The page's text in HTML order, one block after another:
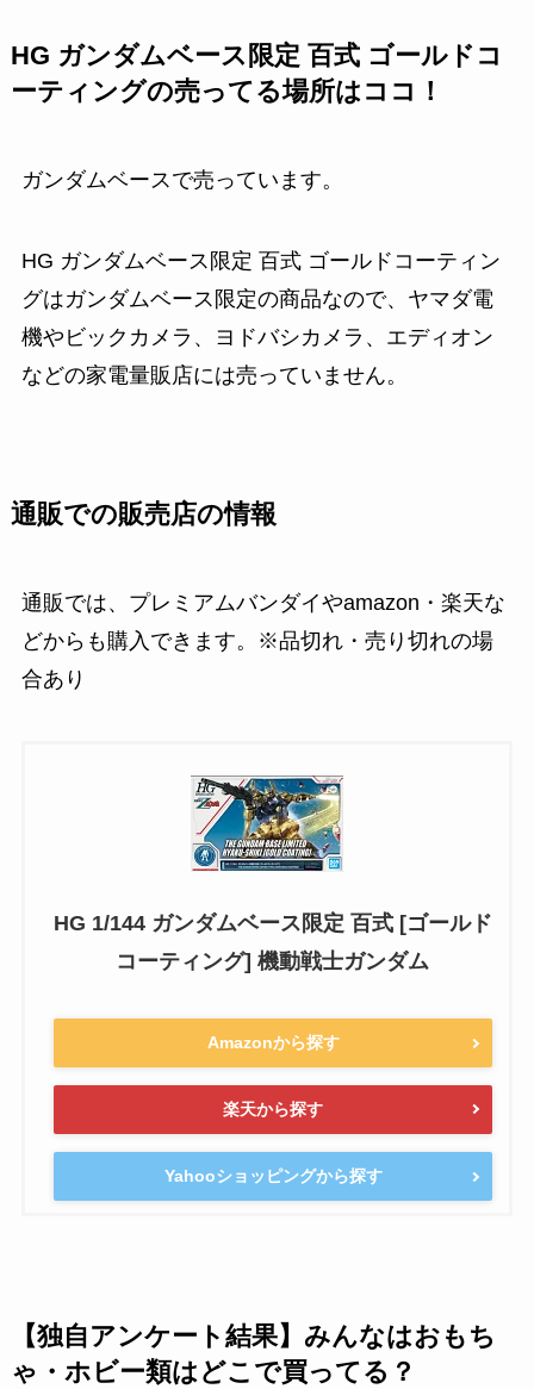
HG ガンダムベース限定 百式 ゴールドコ
ーティングの売ってる場所はココ！
ガンダムベースで売っています。
HG ガンダムベース限定 百式 ゴールドコーティン
グはガンダムベース限定の商品なので、ヤマダ電
機やビックカメラ、ヨドバシカメラ、エディオン
などの家電量販店には売っていません。
通販での販売店の情報
通販では、プレミアムバンダイやamazon・楽天な
どからも購入できます。※品切れ・売り切れの場
合あり
HG 1/144 ガンダムベース限定 百式 [ゴールド
コーティング] 機動戦士ガンダム
Amazonから探す
楽天から探す
Yahooショッピングから探す
【独自アンケート結果】みんなはおもち
ゃ・ホビー類はどこで買ってる？